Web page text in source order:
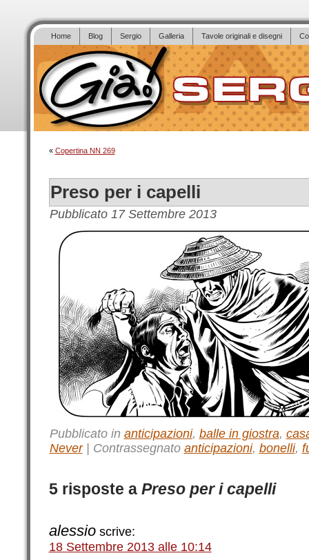
Home Blog Sergio Galleria Tavole originali e disegni
« Copertina NN 269
Preso per i capelli
Pubblicato 17 Settembre 2013
Pubblicato in anticipazioni, balle in giostra,
Never| Contrassegnato anticipazioni, bonelli,
5 risposte a Preso per i capelli
alessio scrive:
18 Settembre 2013 alle 10:14